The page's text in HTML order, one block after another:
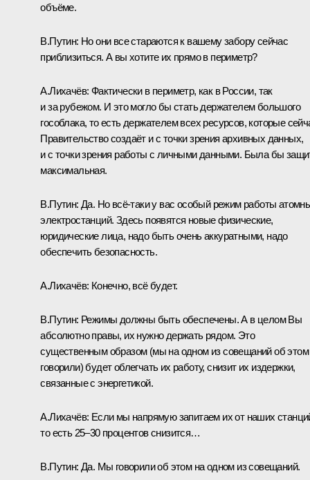
объёме.
В.Путин: Но они все стараются к вашему забору сейчас
приблизиться. А вы хотите их прямо в периметр?
А.Лихачёв: Фактически в периметр, как в России, так
и за рубежом. И это могло бы стать держателем большого
гособлака, то есть держателем всех ресурсов, которые
Правительство создаёт и с точки зрения архивных данных,
и с точки зрения работы с личными данными. Была бы
максимальная.
В.Путин: Да. Но всё-таки у вас особый режим работы
электростанций. Здесь появятся новые физические,
юридические лица, надо быть очень аккуратными, надо
обеспечить безопасность.
А.Лихачёв: Конечно, всё будет.
В.Путин: Режимы должны быть обеспечены. А в целом Вы
абсолютно правы, их нужно держать рядом. Это
существенным образом (мы на одном из совещаний об этом
говорили) будет облегчать их работу, снизит их издержки,
связанные с энергетикой.
А.Лихачёв: Если мы напрямую запитаем их от наших
то есть 25–30 процентов снизится…
В.Путин: Да. Мы говорили об этом на одном из совещаний.